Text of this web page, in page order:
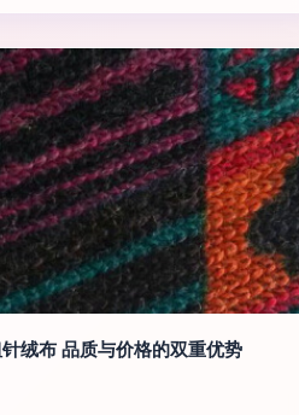
绒布 品质与价格的双重优势